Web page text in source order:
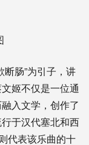
肠”为引子，讲
姬不仅是一位通
入文学，创作了
于汉代塞北和西
代表该乐曲的十